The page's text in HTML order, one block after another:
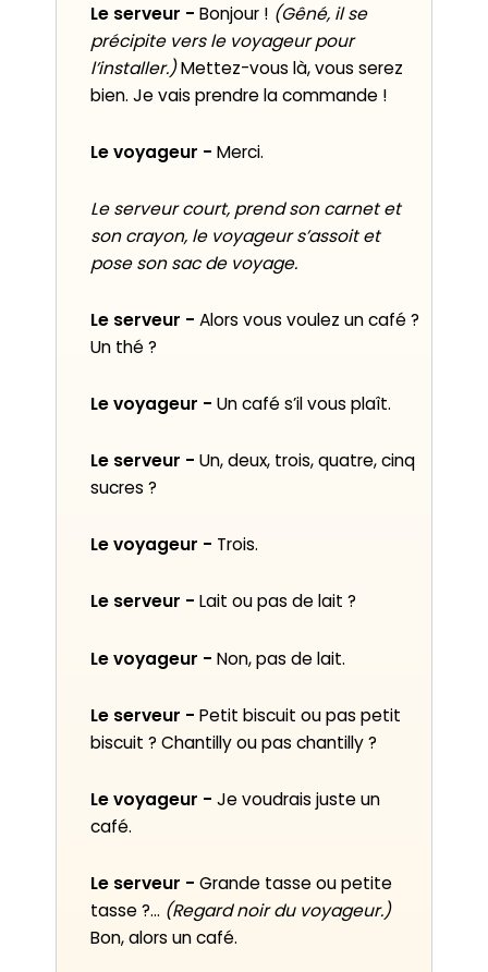
Le serveur - Bonjour ! (Gêné, il se
précipite vers le voyageur pour
l’installer.)Mettez-vous là, vous serez
bien. Je vais prendre la commande !
Le voyageur - Merci.
Le serveur court, prend son carnet et
son crayon, le voyageur s’assoit et
pose son sac de voyage.
Le serveur - Alors vous voulez un café ?
Un thé ?
Le voyageur - Un café s’il vous plaît.
Le serveur - Un, deux, trois, quatre, cinq
sucres ?
Le voyageur - Trois.
Le serveur - Lait ou pas de lait ?
Le voyageur - Non, pas de lait.
Le serveur - Petit biscuit ou pas petit
biscuit ? Chantilly ou pas chantilly ?
Le voyageur - Je voudrais juste un
café.
Le serveur - Grande tasse ou petite
tasse ?... (Regard noir du voyageur.)
Bon, alors un café.